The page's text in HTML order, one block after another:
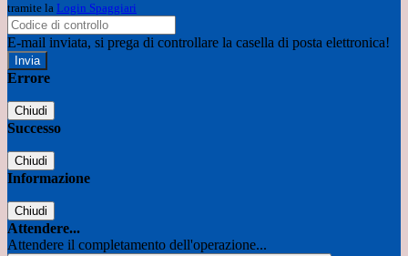
tramite la Login Spaggiari
E-mail inviata, si prega di controllare la casella di posta elettronica!
Errore
Chiudi
Successo
Chiudi
Informazione
Chiudi
Attendere...
Attendere il completamento dell'operazione...